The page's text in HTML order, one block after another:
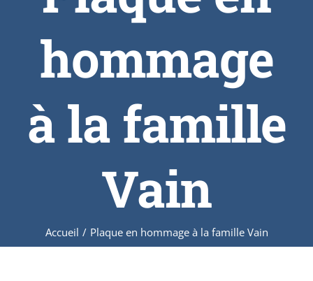
hommage
à la famille
Vain
Accueil / Plaque en hommage à la famille Vain